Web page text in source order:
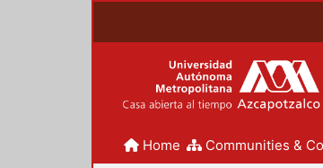
Home Communities &